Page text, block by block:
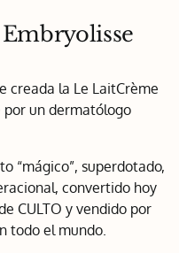
creada la Le LaitCrème
por un dermatólogo
“mágico”, superdotado,
convertido hoy
CULTO y vendido por
todo el mundo.